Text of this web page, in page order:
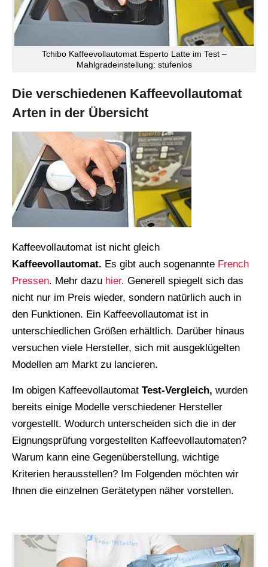
Tchibo Kaffeevollautomat Esperto Latte im Test –
Mahlgradeinstellung: stufenlos
Die verschiedenen Kaffeevollautomat
Arten in der Übersicht
Kaffeevollautomat ist nicht gleich
Kaffeevollautomat. Es gibt auch sogenannte French
Pressen. Mehr dazu hier. Generell spiegelt sich das
nicht nur im Preis wieder, sondern natürlich auch in
den Funktionen. Ein Kaffeevollautomat ist in
unterschiedlichen Größen erhältlich. Darüber hinaus
versuchen viele Hersteller, sich mit ausgeklügelten
Modellen am Markt zu lancieren.
Im obigen Kaffeevollautomat Test-Vergleich, wurden
bereits einige Modelle verschiedener Hersteller
vorgestellt. Wodurch unterscheiden sich die in der
Eignungsprüfung vorgestellten Kaffeevollautomaten?
Warum kann eine Gegenüberstellung, wichtige
Kriterien herausstellen? Im Folgenden möchten wir
Ihnen die einzelnen Gerätetypen näher vorstellen.